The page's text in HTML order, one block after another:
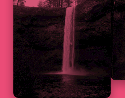
2
0
b